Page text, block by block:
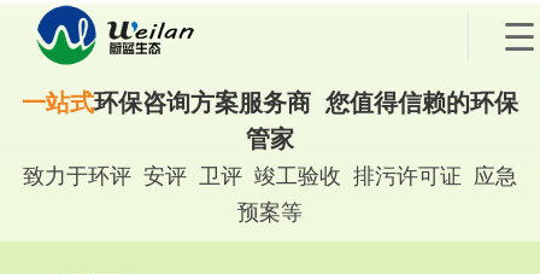
一站式环保咨询方案服务商 您值得信赖的环保
管家
致力于环评 安评 卫评 竣工验收 排污许可证 应急
预案等